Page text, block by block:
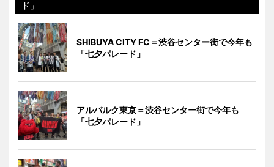
ド」
SHIBUYA CITY FC＝渋谷センター街で今年も
「七夕パレード」
アルバルク東京＝渋谷センター街で今年も
「七夕パレード」